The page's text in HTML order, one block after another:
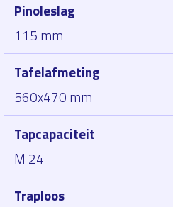
Pinoleslag
115 mm
Tafelafmeting
560x470 mm
Tapcapaciteit
M 24
Traploos